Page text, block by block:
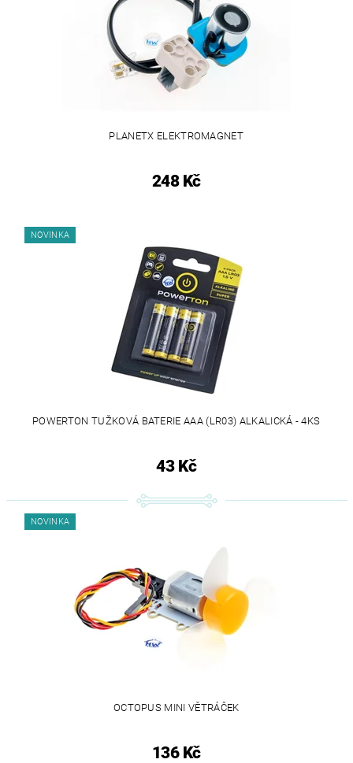
PLANETX ELEKTROMAGNET
248 Kč
NOVINKA
POWERTON TUŽKOVÁ BATERIE AAA (LR03) ALKALICKÁ - 4KS
43 Kč
NOVINKA
OCTOPUS MINI VĚTRÁČEK
136 Kč